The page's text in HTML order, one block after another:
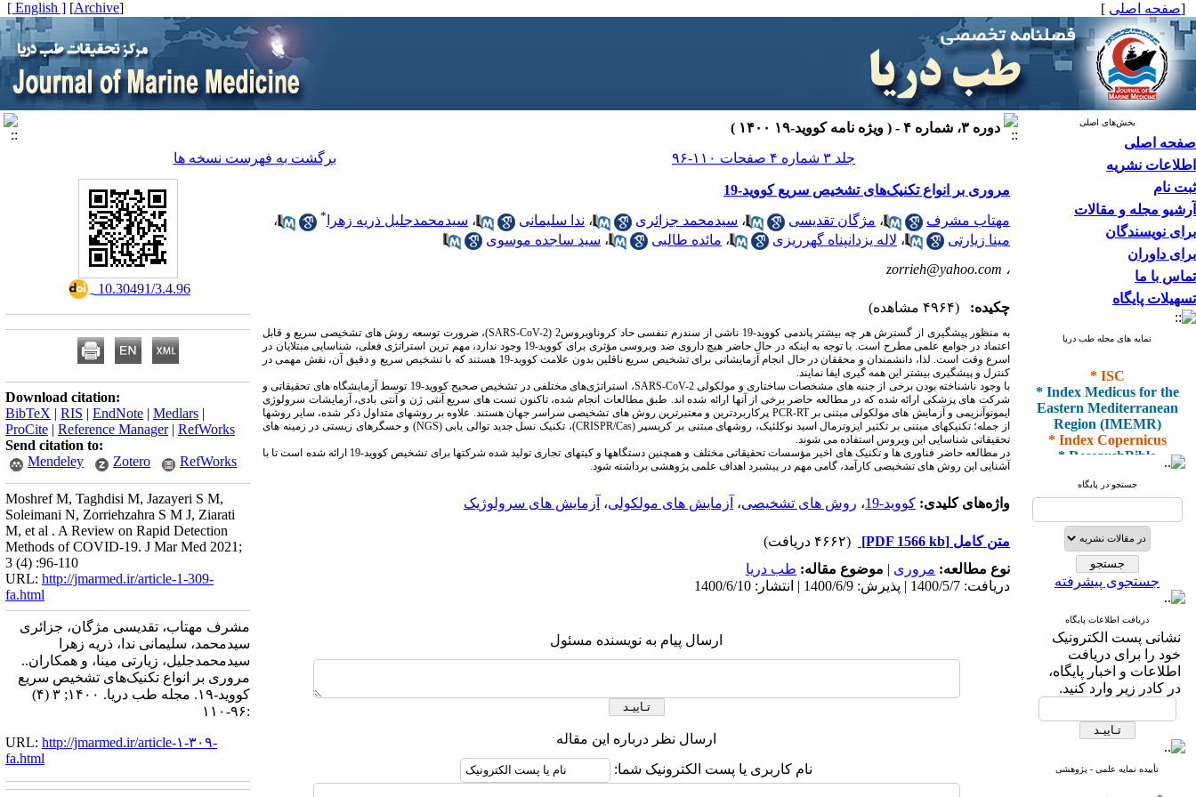
[صفحه اصلی ]
[
Archive
]
[ English ]
بخش‌های اصلی
صفحه اصلی
اطلاعات نشریه
ثبت نام
آرشیو مجله و مقالات
برای نویسندگان
برای داوران
تماس با ما
تسهیلات پایگاه
نمایه های مجله طب دریا
* ISC
* Index Medicus for the
Eastern Mediterranean
Region (IMEMR)
* Index Copernicus
* ResearchBible
* I2OR
* ROAD
* Scientific Indexing
Services
* SID
* Magiran
* Google Scholar
و دارای رتبه علمی
پژوهشی
از کمیسیون نشریات
وزارت بهداشت و درمان
* Index Medicus for the
جستجو در پایگاه
جستجوی پیشرفته
دریافت اطلاعات پایگاه
نشانی پست الکترونیک
خود را برای دریافت
اطلاعات و اخبار پایگاه،
در کادر زیر وارد کنید.
تأییده نمایه علمی - پژوهشی
دوره ۳، شماره ۴ - ( ویژه نامه کووید-۱۹ ۱۴۰۰ )
جلد ۳ شماره ۴ صفحات ۱۱۰-۹۶
برگشت به فهرست نسخه ها
مروری بر انواع تکنیک‌های تشخیص سریع کووید-19
مهتاب مشرف ، مژگان تقدیسی ، سیدمحمد جزائری ، ندا سلیمانی ، سیدمحمدجلیل ذریه زهرا *
،
مینا زیارتی
، لاله یزدانپناه گهرریزی ، مائده طالبی ، سید ساجده موسوی
، zorrieh@yahoo.com
چکیده: (۴۹۶۴ مشاهده)
به منظور پیشگیری از گسترش هر چه بیشتر پاندمی کووید-19 ناشی از سندرم تنفسی حاد کروناویروس2 ( SARS-CoV-2)، ضرورت توسعه روش های تشخیصی سریع و قابل
اعتماد در جوامع علمی مطرح است. با توجه به اینکه در حال حاضر هیچ داروی ضد ویروسی مؤثری برای کووید-19 وجود ندارد، مهم ترین استراتژی فعلی، شناسایی مبتلایان در
اسرع وقت است. لذا، دانشمندان و محققان در حال انجام آزمایشاتی برای تشخیص سریع ناقلین بدون علامت کووید-19 هستند که با تشخیص سریع و دقیق آن، نقش مهمی در
کنترل و پیشگیری بیشتر این همه گیری ایفا نمایند.
با وجود ناشناخته بودن برخی از جنبه های مشخصات ساختاری و مولکولیSARS-CoV-2
، استراتژی‌های مختلفی در تشخیص صحیح کووید-19 توسط آزمایشگاه های تحقیقاتی و
شرکت های پزشکی ارائه شده که در مطالعه حاضر برخی از آنها ارائه شده اند. طبق مطالعات انجام شده، تاکنون تست های سریع آنتی ژن و آنتی بادی، آزمایشات سرولوژی
ایمونوآنزیمی و آزمایش های مولکولی مبتنی برRT
‑
PCR پرکاربردترین و معتبرترین روش های تشخیصی سراسر جهان هستند. علاوه بر روش­های متداول ذکر شده، سایر روش­ها
از جمله؛ تکنیک­های مبتنی بر تکثیر ایزوترمال اسید نوکلئیک، روش­های مبتنی بر کریسپر (CRISPR/Cas)، تکنیک نسل جدید توالی یابی (NGS) و حسگرهای زیستی در زمینه های
تحقیقاتی شناسایی این ویروس استفاده می شوند.
در مطالعه حاضر فناوری ها و تکنیک های اخیر مؤسسات تحقیقاتی مختلف و همچنین دستگاه­ها و کیت­های تجاری تولید شده شرکت­ها برای تشخیص کووید-19 ارائه شده است تا با
آشنایی این روش های تشخیصی کارآمد، گامی مهم در پیشبرد اهداف علمی پژوهشی برداشته شود.
واژه‌های کلیدی: کووید-19 ، روش های تشخیصی، آزمایش های مولکولی، آزمایش های سرولوژیک
متن کامل [PDF 1566 kb]
(۴۶۶۲ دریافت)
نوع مطالعه: مروری | موضوع مقاله: طب دریا
دریافت: 1400/5/7 | پذیرش: 1400/6/9 | انتشار: 1400/6/10
ارسال پیام به نویسنده مسئول
ارسال نظر درباره این مقاله
نام کاربری یا پست الکترونیک شما:
‎ 10.30491/3.4.96
Download citation:
BibTeX | RIS | EndNote | Medlars |
ProCite | Reference Manager| RefWorks
Send citation to:
Mendeley
Zotero RefWorks
Moshref M, Taghdisi M, Jazayeri S M,
Soleimani N, Zorriehzahra S M J, Ziarati
M, et al . A Review on Rapid Detection
Methods of COVID-19. J Mar Med 2021;
3 (4) :96-110
URL: http://jmarmed.ir/article-1-309-
fa.html
مشرف مهتاب، تقدیسی مژگان، جزائری
سیدمحمد، سلیمانی ندا، ذریه زهرا
سیدمحمدجلیل، زیارتی مینا، و همکاران..
مروری بر انواع تکنیک‌های تشخیص سریع
کووید-۱۹. مجله طب دریا. ۱۴۰۰; ۳ (۴)
:۹۶-۱۱۰
URL: http://jmarmed.ir/article-۱-۳۰۹-
fa.html